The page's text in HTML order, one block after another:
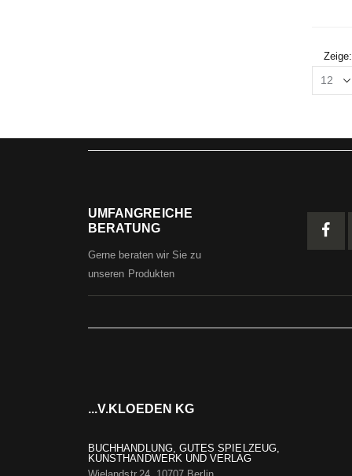
Zeige
UMFANGREICHE
BERATUNG
Gerne beraten wir Sie zu
unseren Produkten
...V.KLOEDEN KG
BUCHHANDLUNG, GUTES SPIELZEUG,
KUNSTHANDWERK UND VERLAG